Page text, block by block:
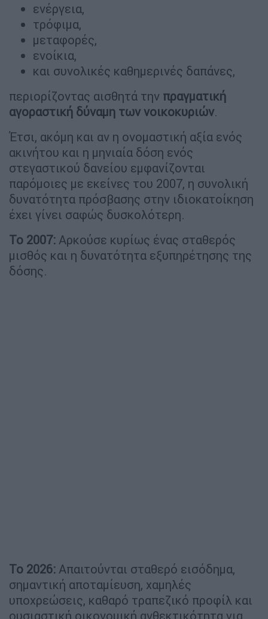
ενέργεια,
τρόφιμα,
μεταφορές,
ενοίκια,
και συνολικές καθημερινές δαπάνες,
περιορίζοντας αισθητά την πραγματική
αγοραστική δύναμη των νοικοκυριών.
Έτσι, ακόμη και αν η ονομαστική αξία ενός
ακινήτου και η μηνιαία δόση ενός
στεγαστικού δανείου εμφανίζονται
παρόμοιες με εκείνες του 2007, η συνολική
δυνατότητα πρόσβασης στην ιδιοκατοίκηση
έχει γίνει σαφώς δυσκολότερη.
Το 2007: Αρκούσε κυρίως ένας σταθερός
μισθός και η δυνατότητα εξυπηρέτησης της
δόσης.
Το 2026: Απαιτούνται σταθερό εισόδημα,
σημαντική αποταμίευση, χαμηλές
υποχρεώσεις, καθαρό τραπεζικό προφίλ και
ουσιαστική οικονομική ανθεκτικότητα για